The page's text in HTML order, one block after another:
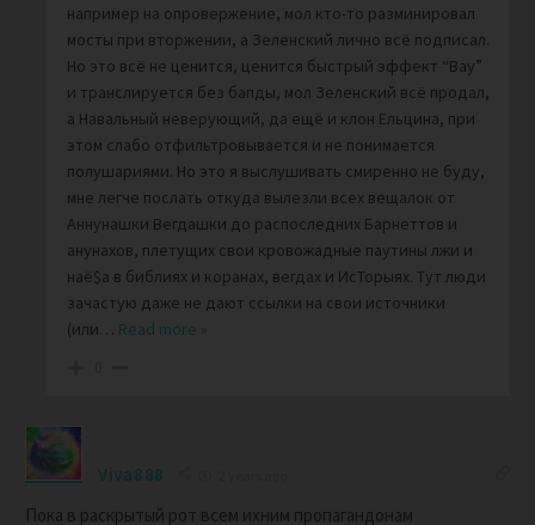
например на опровержение, мол кто-то разминировал
мосты при вторжении, а Зеленский лично всё подписал.
Но это всё не ценится, ценится быстрый эффект “Вау”
и транслируется без бапды, мол Зеленский всё продал,
а Навальный неверующий, да ещё и клон Ельцина, при
этом слабо отфильтровывается и не понимается
полушариями. Но это я выслушивать смиренно не буду,
мне легче послать откуда вылезли всех вещалок от
Аннунашки Вегдашки до распоследних Барнеттов и
анунахов, плетущих свои кровожадные паутины лжи и
наё$а в библиях и коранах, вегдах и ИсТорыях. Тут люди
зачастую даже не дают ссылки на свои источники
(или… Read more »
Viva888
Пока в раскрытый рот всем ихним пропагандонам